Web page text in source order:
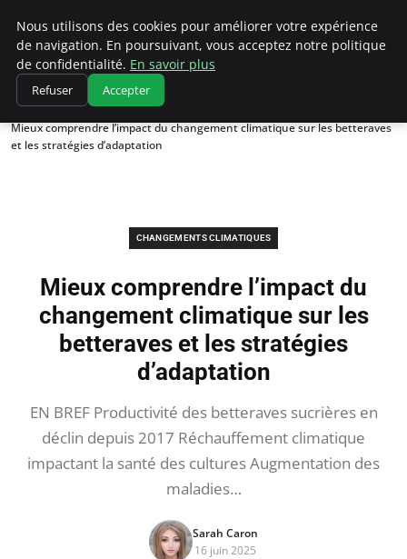
Climatedebtagents
Accueil
Changements climatiques
Mieux comprendre l’impact du changement climatique sur les betteraves
et les stratégies d’adaptation
CHANGEMENTS CLIMATIQUES
Mieux comprendre l’impact du
changement climatique sur les
betteraves et les stratégies
d’adaptation
EN BREF Productivité des betteraves sucrières en
déclin depuis 2017 Réchauffement climatique
impactant la santé des cultures Augmentation des
maladies…
Sarah Caron
16 juin 2025
Nous utilisons des cookies pour améliorer votre expérience
de navigation. En poursuivant, vous acceptez notre politique
de confidentialité. En savoir plus
Refuser Accepter